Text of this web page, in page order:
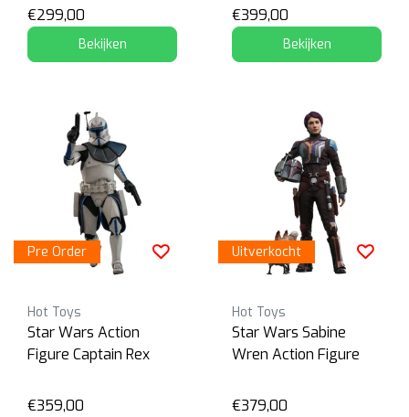
€299,00
Bekijken
€399,00
Bekijken
Pre Order
Hot Toys
Star Wars Action
Figure Captain Rex
€359,00
Uitverkocht
Hot Toys
Star Wars Sabine
Wren Action Figure
€379,00